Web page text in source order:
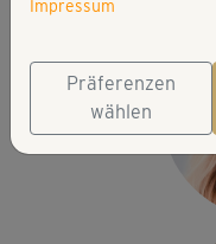
Impressum
Präferenzen
wählen